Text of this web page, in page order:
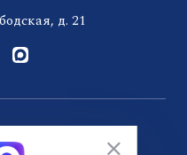
д. 21